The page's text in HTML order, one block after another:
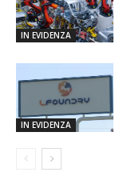
IN EVIDENZA
IN EVIDENZA